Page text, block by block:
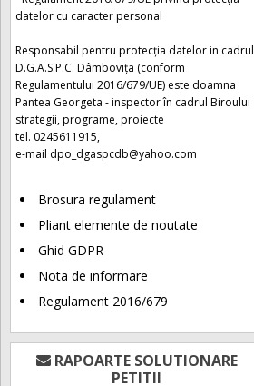
datelor cu caracter personal
Responsabil pentru protecția datelor in cadrul
D.G.A.S.P.C. Dâmbovița (conform
Regulamentului 2016/679/UE) este doamna
Pantea Georgeta - inspector în cadrul Biroului
strategii, programe, proiecte
tel. 0245611915,
e-mail dpo_dgaspcdb@yahoo.com
Brosura regulament
Pliant elemente de noutate
Ghid GDPR
Nota de informare
Regulament 2016/679
RAPOARTE SOLUTIONARE
PETITII